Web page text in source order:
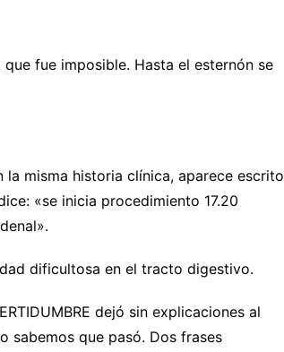
fue imposible. Hasta el esternón se
misma historia clínica, aparece escrito
«se inicia procedimiento 17.20
dificultosa en el tracto digestivo.
dejó sin explicaciones al
sabemos que pasó. Dos frases